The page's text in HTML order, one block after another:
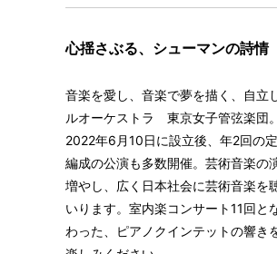
心揺さぶる、シューマンの詩情
音楽を愛し、音楽で夢を描く、自立
ルオーケストラ 東京女子管弦楽団。
2022年6月10日に設立後、年2回の
編成の公演も多数開催。芸術音楽の
増やし、広く日本社会に芸術音楽を
いります。室内楽コンサート11回
わった、ピアノクインテットの響き